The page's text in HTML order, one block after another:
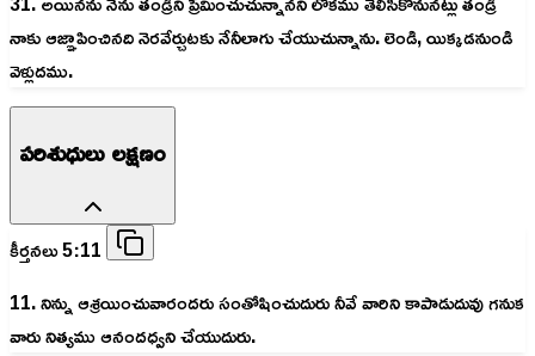
నాకు ఆజ్ఞాపించినది నెరవేర్చుటకు నేనీలాగు చేయుచున్నాను. లెండి, యిక్కడనుండి
వెళ్లుదము.
పరిశుధులు లక్షణం
కీర్తనలు 5:11
11. నిన్ను ఆశ్రయించువారందరు సంతోషించుదురు నీవే వారిని కాపాడుదువు గనుక
వారు నిత్యము ఆనందధ్వని చేయుదురు.